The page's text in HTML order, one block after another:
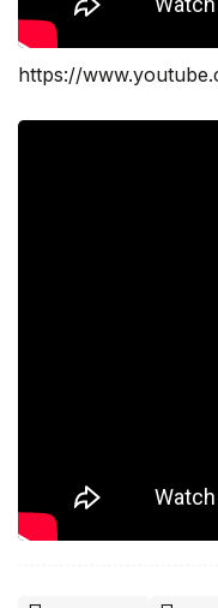
https://